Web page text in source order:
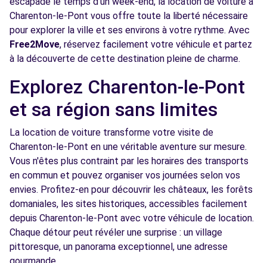
Voir l'agence
Free2move Rent - S&You - VINCENNES (P)
2.8 km
VINCENNES, FR-94, 94300
Voir l'agence
Free2Move Rent - GARAGE JEAN JAURES -
VITRY SUR SEINE (C)
3.2
km
58 AVENUE JEAN JAURES
VITRY SUR SEINE, 94400
Voir l'agence
Free2Move Rent - GARAGE DU FAUBOURG -
Charenton-le-Pont vous offre toute la liberté nécessaire
pour explorer la ville et ses environs à votre rythme. Avec
Free2Move, réservez facilement votre véhicule et partez
à la découverte de cette destination pleine de charme.
Explorez Charenton-le-Pont
et sa région sans limites
La location de voiture transforme votre visite de
Charenton-le-Pont en une véritable aventure sur mesure.
Vous n'êtes plus contraint par les horaires des transports
en commun et pouvez organiser vos journées selon vos
envies. Profitez-en pour découvrir les châteaux, les forêts
domaniales, les sites historiques, accessibles facilement
depuis Charenton-le-Pont avec votre véhicule de location.
Chaque détour peut révéler une surprise : un village
pittoresque, un panorama exceptionnel, une adresse